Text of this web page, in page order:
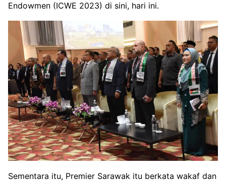
Endowmen (ICWE 2023) di sini, hari ini.
Sementara itu, Premier Sarawak itu berkata wakaf dan